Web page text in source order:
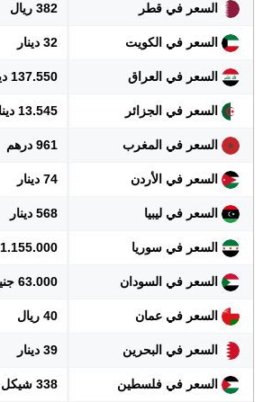
السعر في قطر 382 ريال
السعر في الكويت 32 دينار
السعر في العراق 137.550 دينار
السعر في الجزائر 13.545 دينار
السعر في المغرب 961 درهم
السعر في الأردن 74 دينار
السعر في ليبيا 568 دينار
السعر في سوريا 1.155.000 ليرة
السعر في السودان 63.000 جنيه
السعر في عمان 40 ريال
السعر في البحرين 39 دينار
السعر في فلسطين 338 شيكل